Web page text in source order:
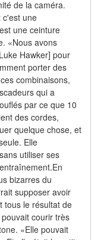
de la caméra.
c'est une
une ceinture
«Nous avons
Hawker] pour
porter des
combinaisons,
qui a
par ce que 10
des cordes,
quelque chose, et
Elle
utiliser ses
bizarres du
supposer avoir
tous le résultat de
courir très
«Elle pouvait